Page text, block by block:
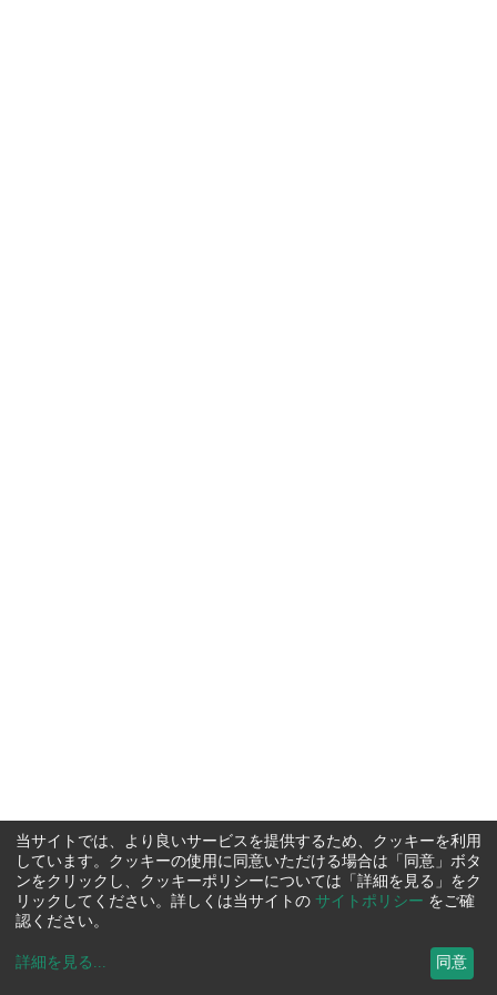
当サイトでは、より良いサービスを提供するため、クッキーを利用
しています。クッキーの使用に同意いただける場合は「同意」ボタ
ンをクリックし、クッキーポリシーについては「詳細を見る」をク
リックしてください。詳しくは当サイトの サイトポリシー をご確
認ください。
詳細を見る ... 同意